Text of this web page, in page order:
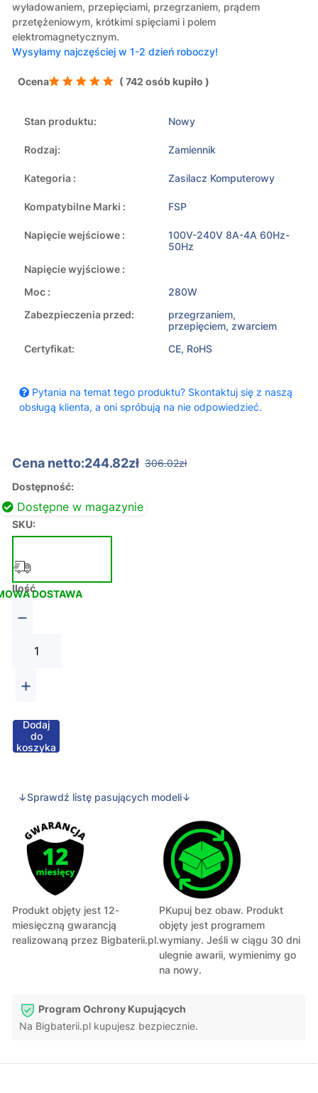
wyładowaniem, przepięciami, przegrzaniem, prądem
przetężeniowym, krótkimi spięciami i polem
elektromagnetycznym.
Wysyłamy najczęściej w 1-2 dzień roboczy!
Ocena ( 742 osób kupiło )
Stan produktu: Nowy
Rodzaj: Zamiennik
Kategoria : Zasilacz Komputerowy
Kompatybilne Marki : FSP
Napięcie wejściowe :
100V-240V 8A-4A 60Hz-
50Hz
Napięcie wyjściowe :
Moc :
280W
Zabezpieczenia przed:
przegrzaniem,
przepięciem, zwarciem
Certyfikat:
CE, RoHS
Pytania na temat tego produktu? Skontaktuj się z naszą
obsługą klienta, a oni spróbują na nie odpowiedzieć.
Cena netto:244.82zł 306.02zł
Dostępność:
Dostępne w magazynie
SKU:
DOSTAWA
Ilość
−
+
Dodaj
do
koszyka
↓Sprawdź listę pasujących modeli↓
Produkt objęty jest 12-
miesięczną gwarancją
realizowaną przez Bigbaterii.pl.
PKupuj bez obaw. Produkt
objęty jest programem
wymiany. Jeśli w ciągu 30 dni
ulegnie awarii, wymienimy go
na nowy.
Program Ochrony Kupujących
Na Bigbaterii.pl kupujesz bezpiecznie.